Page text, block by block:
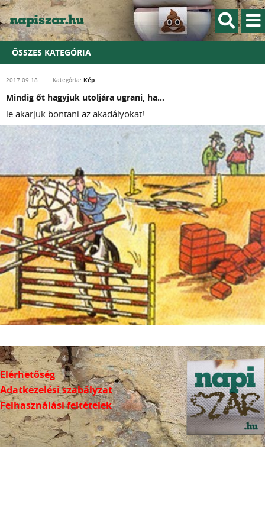
ÖSSZES KATEGÓRIA
2017.09.18. Kategória: Kép
Mindig őt hagyjuk utoljára ugrani, ha...
le akarjuk bontani az akadályokat!
Elérhetőség
Adatkezelési szabályzat
Felhasználási feltételek